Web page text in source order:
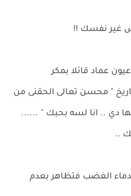
غير نفسك !!
عماد قائلا بمكر
" محسن تعالى الحقنى من
دي .. انا لسه بحبك " ......
..
الغضب فتظاهر بعدم